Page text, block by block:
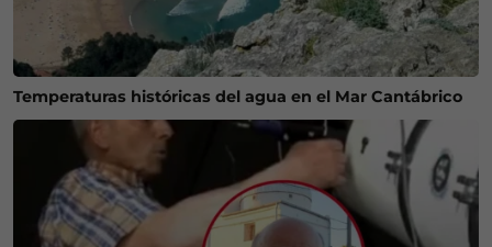
Temperaturas históricas del agua en el Mar Cantábrico